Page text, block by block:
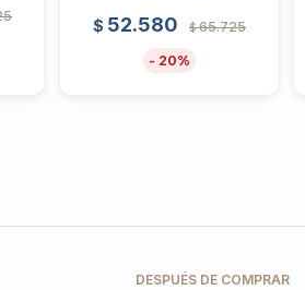
$ 52.580 $ 65.725
20
DESPUÉS DE COMPRAR